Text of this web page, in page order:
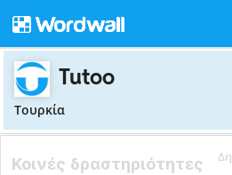
Tutoo
Τουρκία
Κοινές δραστηριότητες